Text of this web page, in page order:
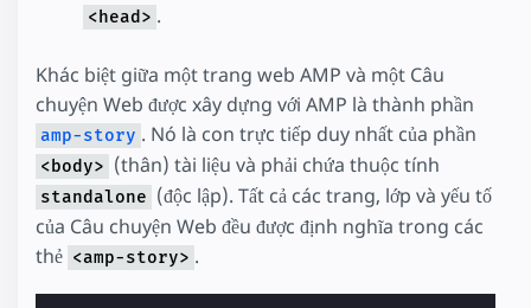
<head> .
Khác biệt giữa một trang web AMP và một Câu
chuyện Web được xây dựng với AMP là thành phần
amp-story . Nó là con trực tiếp duy nhất của phần
<body> (thân) tài liệu và phải chứa thuộc tính
standalone (độc lập). Tất cả các trang, lớp và yếu tố
của Câu chuyện Web đều được định nghĩa trong các
thẻ <amp-story> .